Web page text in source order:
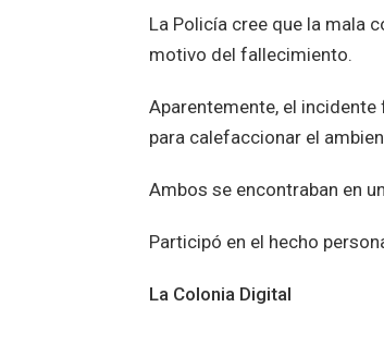
La Policía cree que la mala
motivo del fallecimiento.
Aparentemente, el
para calefaccionar el
Ambos se encontraban en
Participó en el hecho
La Colonia Digital